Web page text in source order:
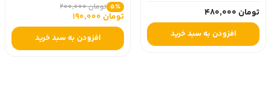
تومان 480,000
افزودن به سبد خرید
5٪ تومان 200,000
تومان 190,000
افزودن به سبد خرید